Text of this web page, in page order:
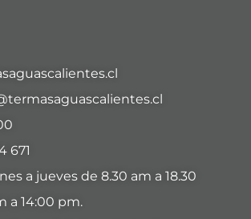
671
a jueves de 8.30 am a 18.30
a 14:00 pm.